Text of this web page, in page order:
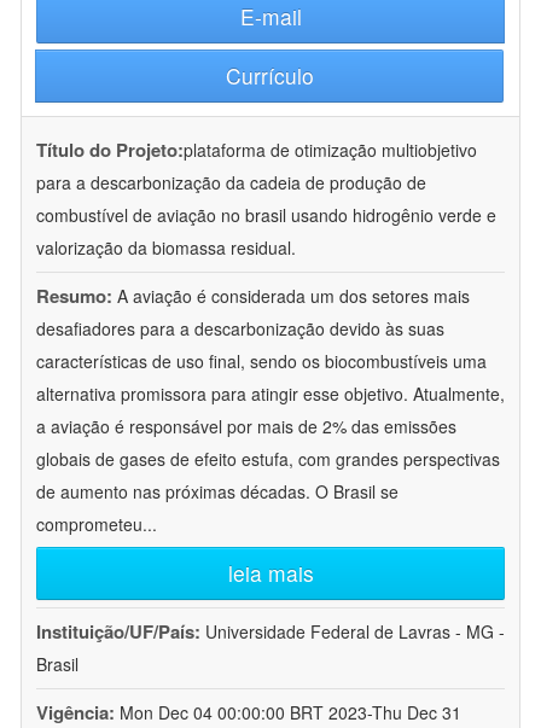
E-mail
Currículo
Título do Projeto:plataforma de otimização multiobjetivo
para a descarbonização da cadeia de produção de
combustível de aviação no brasil usando hidrogênio verde e
valorização da biomassa residual.
Resumo: A aviação é considerada um dos setores mais
desafiadores para a descarbonização devido às suas
características de uso final, sendo os biocombustíveis uma
alternativa promissora para atingir esse objetivo. Atualmente,
a aviação é responsável por mais de 2% das emissões
globais de gases de efeito estufa, com grandes perspectivas
de aumento nas próximas décadas. O Brasil se
comprometeu...
leia mais
Instituição/UF/País: Universidade Federal de Lavras - MG -
Brasil
Vigência: Mon Dec 04 00:00:00 BRT 2023-Thu Dec 31